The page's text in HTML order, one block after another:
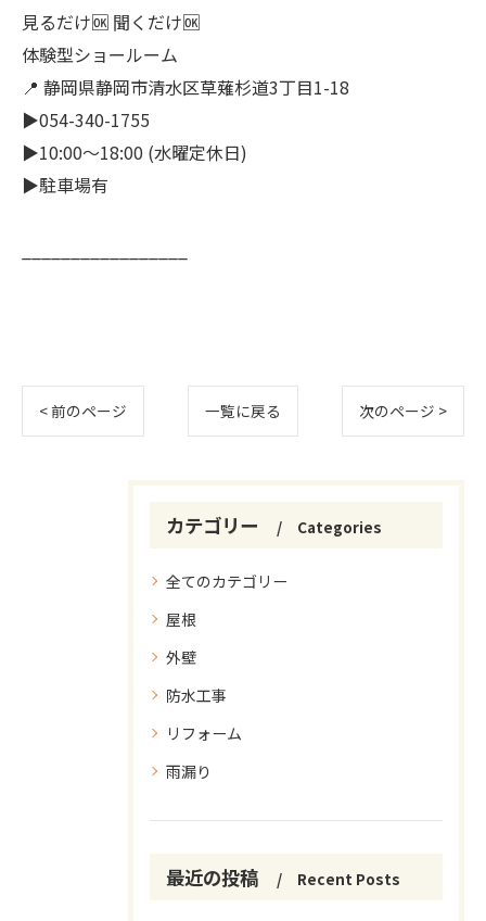
見るだけ🆗 聞くだけ🆗
体験型ショールーム
📍 静岡県静岡市清水区草薙杉道3丁目1-18
▶︎054-340-1755
▶︎10:00〜18:00 (水曜定休日)
▶︎駐車場有
< 前のページ 一覧に戻る 次のページ >
カテゴリー Categories
全てのカテゴリー
屋根
外壁
防水工事
リフォーム
雨漏り
最近の投稿 Recent Posts